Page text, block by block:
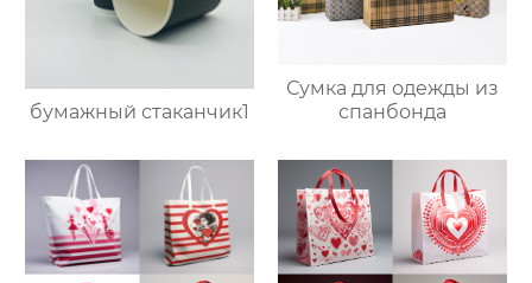
бумажный стаканчик1
Сумка для одежды из
спанбонда